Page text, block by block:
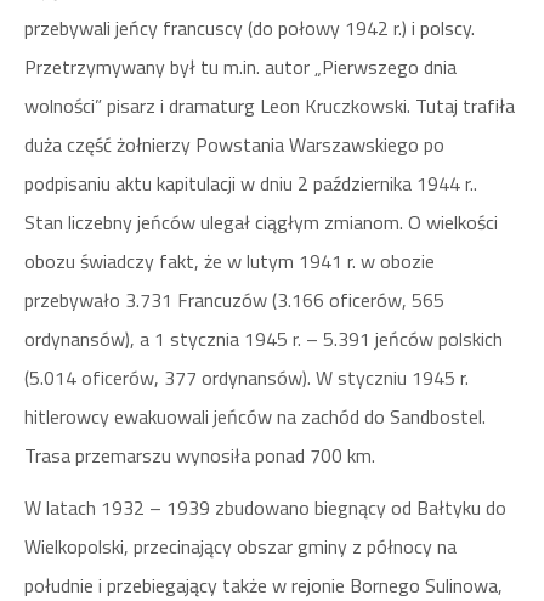
przebywali jeńcy francuscy (do połowy 1942 r.) i polscy.
Przetrzymywany był tu m.in. autor „Pierwszego dnia
wolności” pisarz i dramaturg Leon Kruczkowski. Tutaj trafiła
duża część żołnierzy Powstania Warszawskiego po
podpisaniu aktu kapitulacji w dniu 2 października 1944 r..
Stan liczebny jeńców ulegał ciągłym zmianom. O wielkości
obozu świadczy fakt, że w lutym 1941 r. w obozie
przebywało 3.731 Francuzów (3.166 oficerów, 565
ordynansów), a 1 stycznia 1945 r. – 5.391 jeńców polskich
(5.014 oficerów, 377 ordynansów). W styczniu 1945 r.
hitlerowcy ewakuowali jeńców na zachód do Sandbostel.
Trasa przemarszu wynosiła ponad 700 km.
W latach 1932 – 1939 zbudowano biegnący od Bałtyku do
Wielkopolski, przecinający obszar gminy z północy na
południe i przebiegający także w rejonie Bornego Sulinowa,